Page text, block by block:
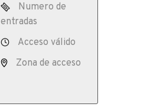
Numero de
entradas
Acceso válido
Zona de acceso